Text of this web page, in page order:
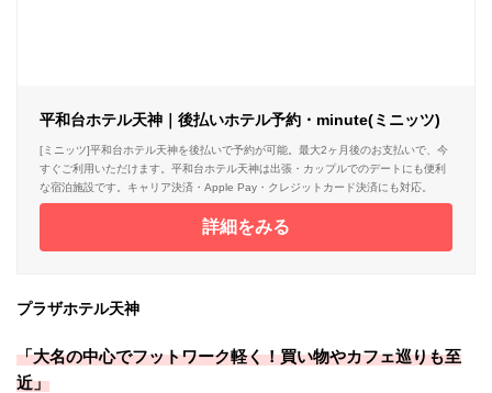
平和台ホテル天神｜後払いホテル予約・minute(ミニッツ)
[ミニッツ]平和台ホテル天神を後払いで予約が可能。最大2ヶ月後のお支払いで、今
すぐご利用いただけます。平和台ホテル天神は出張・カップルでのデートにも便利
な宿泊施設です。キャリア決済・Apple Pay・クレジットカード決済にも対応。
詳細をみる
プラザホテル天神
「大名の中心でフットワーク軽く！買い物やカフェ巡りも至
近」